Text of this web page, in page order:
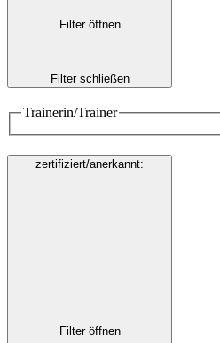
Filter öffnen
Filter schließen
Trainerin/Trainer
zertifiziert/anerkannt:
Filter öffnen